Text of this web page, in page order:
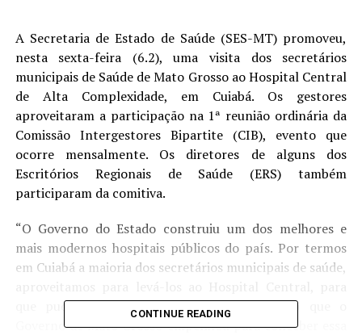
A Secretaria de Estado de Saúde (SES-MT) promoveu,
nesta sexta-feira (6.2), uma visita dos secretários
municipais de Saúde de Mato Grosso ao Hospital Central
de Alta Complexidade, em Cuiabá. Os gestores
aproveitaram a participação na 1ª reunião ordinária da
Comissão Intergestores Bipartite (CIB), evento que
ocorre mensalmente. Os diretores de alguns dos
Escritórios Regionais de Saúde (ERS) também
participaram da comitiva.
“O Governo do Estado construiu um dos melhores e
mais modernos hospitais públicos do país. Por termos
em Cuiabá a maioria dos secretários municipais de saúde,
que pudessem ver o tamanho da dedicação que o
Governo de Mato Grosso empenhou para conceber essa
CONTINUE READING